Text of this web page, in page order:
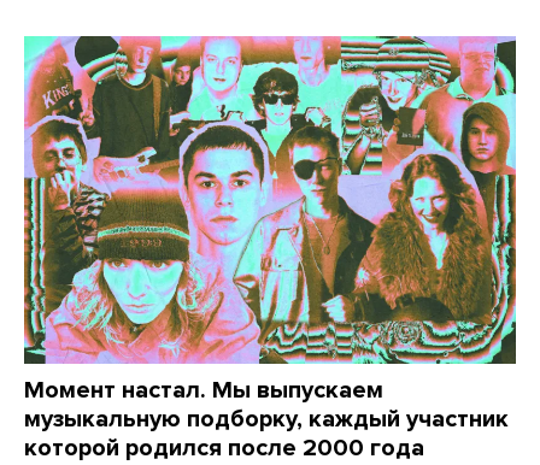
Момент настал. Мы выпускаем
музыкальную подборку, каждый участник
которой родился после 2000 года